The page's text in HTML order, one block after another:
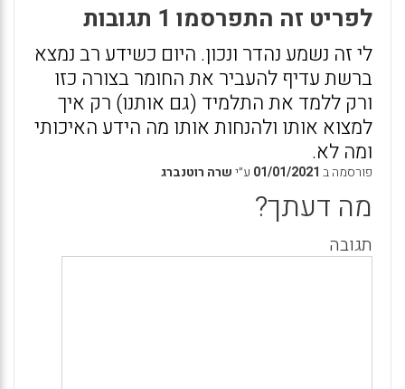
לפריט זה התפרסמו 1 תגובות
לי זה נשמע נהדר ונכון. היום כשידע רב נמצא
ברשת עדיף להעביר את החומר בצורה כזו
ורק ללמד את התלמיד (גם אותנו) רק איך
למצוא אותו ולהנחות אותו מה הידע האיכותי
ומה לא.
פורסמה ב 01/01/2021 ע״ישרה רוטנברג
מה דעתך?
תגובה